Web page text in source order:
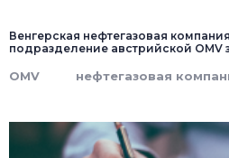
Венгерская нефтегазовая
подразделение австрийской OMV
OMV нефтегазовая